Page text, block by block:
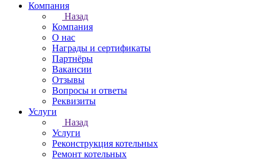
Компания
Назад
Компания
О нас
Награды и сертификаты
Партнёры
Вакансии
Отзывы
Вопросы и ответы
Реквизиты
Услуги
Назад
Услуги
Реконструкция котельных
Ремонт котельных